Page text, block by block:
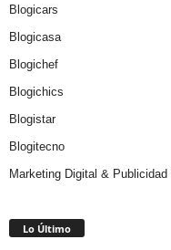
Blogicars
Blogicasa
Blogichef
Blogichics
Blogistar
Blogitecno
Marketing Digital & Publicidad
Lo Último